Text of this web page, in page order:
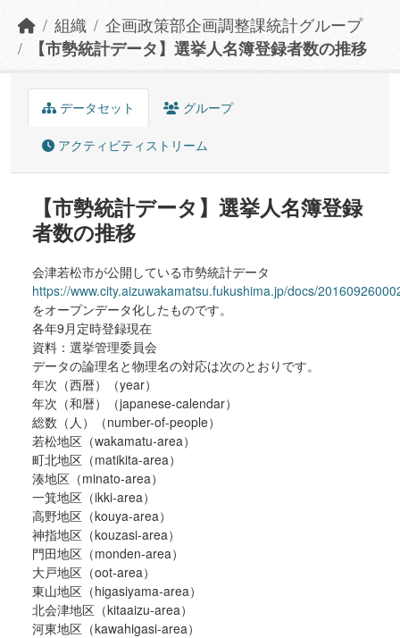
組織
企画政策部企画調整課統計グループ
【市勢統計データ】選挙人名簿登録者数の推移
データセット グループ
アクティビティストリーム
【市勢統計データ】選挙人名簿登録
者数の推移
会津若松市が公開している市勢統計データ
https://www.city.aizuwakamatsu.fukushima.jp/docs/
をオープンデータ化したものです。
各年9月定時登録現在
資料：選挙管理委員会
データの論理名と物理名の対応は次のとおりです。
年次（西暦）（year）
年次（和暦）（japanese-calendar）
総数（人）（number-of-people）
若松地区（wakamatu-area）
町北地区（matikita-area）
湊地区（minato-area）
一箕地区（ikki-area）
高野地区（kouya-area）
神指地区（kouzasi-area）
門田地区（monden-area）
大戸地区（oot-area）
東山地区（higasiyama-area）
北会津地区（kitaaizu-area）
河東地区（kawahigasi-area）